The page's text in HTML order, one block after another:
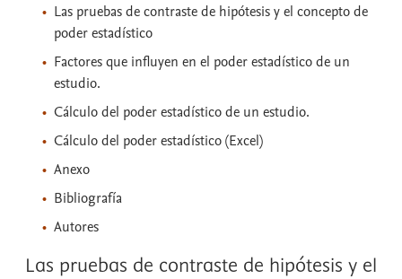
Las pruebas de contraste de hipótesis y el concepto de
poder estadístico
Factores que influyen en el poder estadístico de un
estudio.
Cálculo del poder estadístico de un estudio.
Cálculo del poder estadístico (Excel)
Anexo
Bibliografía
Autores
Las pruebas de contraste de hipótesis y el